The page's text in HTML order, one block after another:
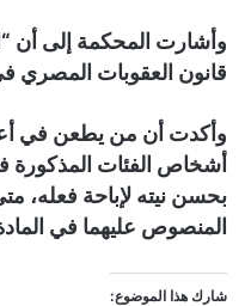
وأشارت المحكمة إلى أن
قانون العقوبات المصري في
وأكدت أن من يطعن في
أشخاص الفئات المذكورة
بحسن نيته لإباحة فعله،
المنصوص عليهما في
شارك هذا الموضوع: